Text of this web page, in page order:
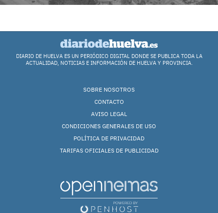
DIARIO DE HUELVA ES UN PERIÓDICO DIGITAL DONDE SE PUBLICA TODA LA
ACTUALIDAD, NOTICIAS E INFORMACIÓN DE HUELVA Y PROVINCIA.
SOBRE NOSOTROS
CONTACTO
AVISO LEGAL
CONDICIONES GENERALES DE USO
POLÍTICA DE PRIVACIDAD
TARIFAS OFICIALES DE PUBLICIDAD